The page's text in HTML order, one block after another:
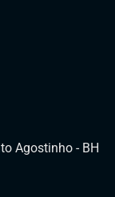
Agostinho - BH